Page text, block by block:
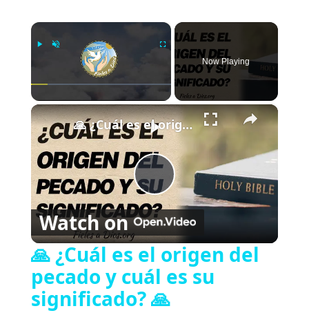
×
Play Unmute Fullscreen
Now Playing
×
P
l
🙏 ¿Cuál es el origen del pecado y cuál es su significado? 🙏
Watch on
🙏 ¿Cuál es el origen del
pecado y cuál es su
significado? 🙏